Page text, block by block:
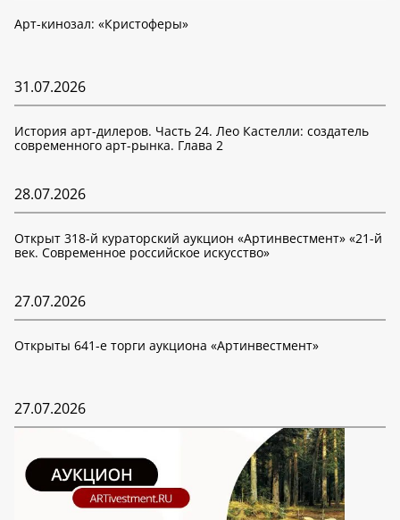
Арт-кинозал: «Кристоферы»
31.07.2026
История арт-дилеров. Часть 24. Лео Кастелли: создатель
современного арт-рынка. Глава 2
28.07.2026
Открыт 318-й кураторский аукцион «Артинвестмент» «21-й
век. Современное российское искусство»
27.07.2026
Открыты 641-е торги аукциона «Артинвестмент»
27.07.2026